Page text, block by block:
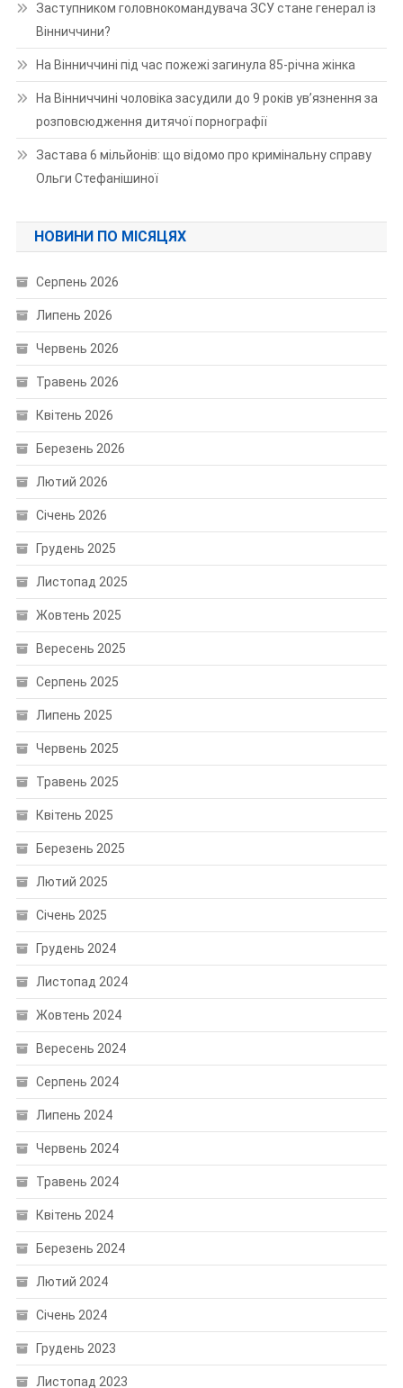
Заступником головнокомандувача ЗСУ стане генерал із
Вінниччини?
На Вінниччині під час пожежі загинула 85-річна жінка
На Вінниччині чоловіка засудили до 9 років ув’язнення за
розповсюдження дитячої порнографії
Застава 6 мільйонів: що відомо про кримінальну справу
Ольги Стефанішиної
НОВИНИ ПО МІСЯЦЯХ
Серпень 2026
Липень 2026
Червень 2026
Травень 2026
Квітень 2026
Березень 2026
Лютий 2026
Січень 2026
Грудень 2025
Листопад 2025
Жовтень 2025
Вересень 2025
Серпень 2025
Липень 2025
Червень 2025
Травень 2025
Квітень 2025
Березень 2025
Лютий 2025
Січень 2025
Грудень 2024
Листопад 2024
Жовтень 2024
Вересень 2024
Серпень 2024
Липень 2024
Червень 2024
Травень 2024
Квітень 2024
Березень 2024
Лютий 2024
Січень 2024
Грудень 2023
Листопад 2023